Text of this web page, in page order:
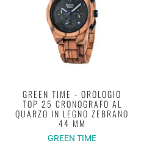
GREEN TIME - OROLOGIO
TOP 25 CRONOGRAFO AL
QUARZO IN LEGNO ZEBRANO
44 MM
GREEN TIME